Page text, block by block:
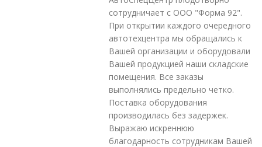
сотрудничает с ООО "Форма 92".
При открытии каждого очередного
автотехцентра мы обращались к
Вашей организации и оборудовали
Вашей продукцией наши складские
помещения. Все заказы
выполнялись предельно четко.
Поставка оборудования
производилась без задержек.
Выражаю искреннюю
благодарность сотрудникам Вашей